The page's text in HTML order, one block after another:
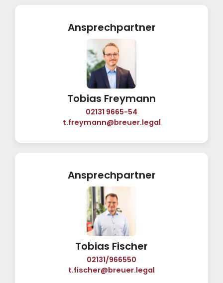
Ansprechpartner
Tobias Freymann
02131 9665-54
t.freymann@breuer.legal
Ansprechpartner
Tobias Fischer
02131/966550
t.fischer@breuer.legal